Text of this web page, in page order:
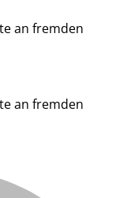
an fremden
an fremden